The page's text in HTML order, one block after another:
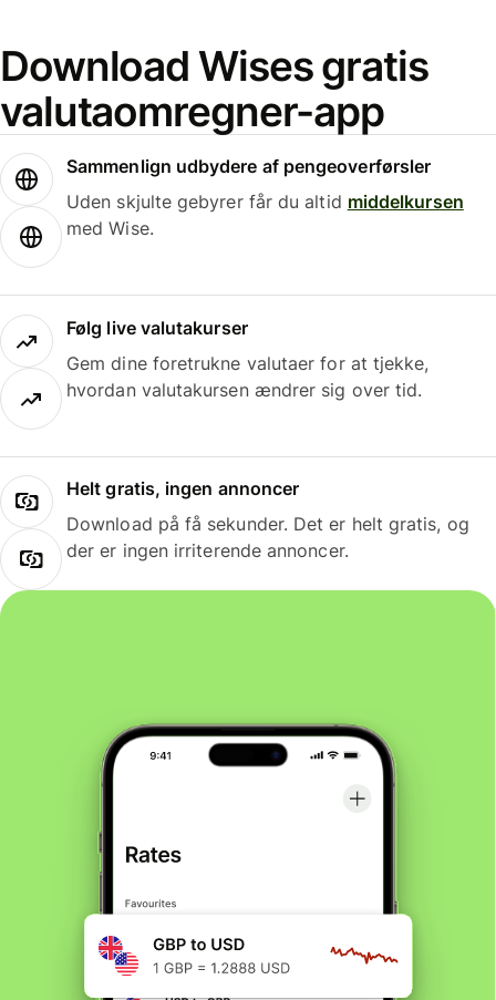
Download Wises gratis
valutaomregner-app
Sammenlign udbydere af pengeoverførsler
Uden skjulte gebyrer får du altid middelkursen
med Wise.
Følg live valutakurser
Gem dine foretrukne valutaer for at tjekke,
hvordan valutakursen ændrer sig over tid.
Helt gratis, ingen annoncer
Download på få sekunder. Det er helt gratis, og
der er ingen irriterende annoncer.